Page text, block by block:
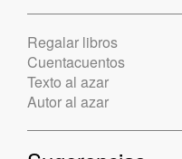
Regalar libros
Cuentacuentos
Texto al azar
Autor al azar